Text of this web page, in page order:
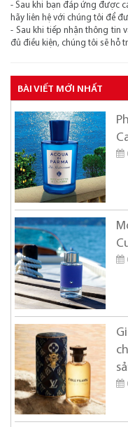
- Sau khi bạn đáp ứng được
hãy liên hệ với chúng tôi để
- Sau khi tiếp nhận thông tin
đủ điều kiện, chúng tôi sẽ hỗ
BÀI VIẾT MỚI NHẤT